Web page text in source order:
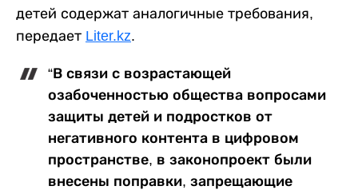
детей содержат аналогичные требования,
передает Liter.kz.
“В связи с возрастающей
озабоченностью общества вопросами
защиты детей и подростков от
негативного контента в цифровом
пространстве, в законопроект были
внесены поправки, запрещающие